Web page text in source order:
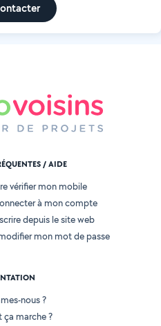
/ AIDE
vérifier mon mobile
à mon compte
depuis le site web
mon mot de passe
nous ?
marche ?